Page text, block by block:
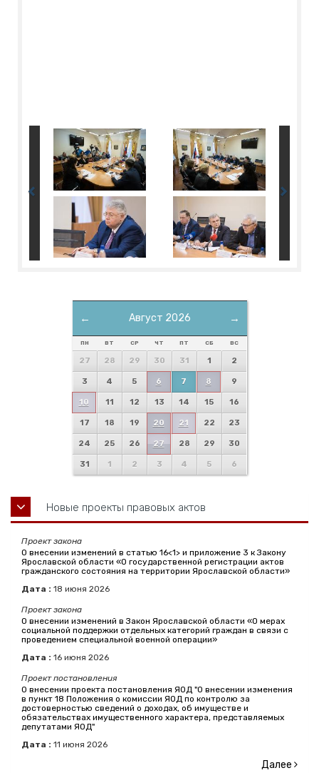
← →
Август 2026
ПН ВТ СР ЧТ ПТ СБ ВС
27 28 29 30 31 1 2
3 4 5 6 7 8 9
10 11 12 13 14 15 16
17 18 19 20 21 22 23
24 25 26 27 28 29 30
31 1 2 3 4 5 6
Новые проекты правовых актов
Проект закона
О внесении изменений в статью 16<1> и приложение 3 к Закону
Ярославской области «О государственной регистрации актов
гражданского состояния на территории Ярославской области»
Дата : 18 июня 2026
Проект закона
О внесении изменений в Закон Ярославской области «О мерах
социальной поддержки отдельных категорий граждан в связи с
проведением специальной военной операции»
Дата : 16 июня 2026
Проект постановления
О внесении проекта постановления ЯОД "О внесении изменения
в пункт 18 Положения о комиссии ЯОД по контролю за
достоверностью сведений о доходах, об имуществе и
обязательствах имущественного характера, представляемых
депутатами ЯОД"
Дата : 11 июня 2026
Далее